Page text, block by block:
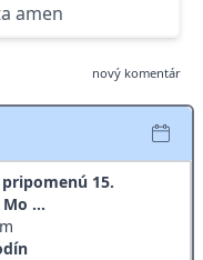
amen
nový komentár
15.
...